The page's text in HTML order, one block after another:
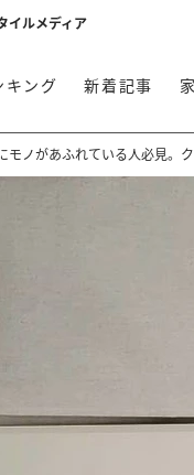
イルメディア
キング 新着記事
モノがあふれている人必見。